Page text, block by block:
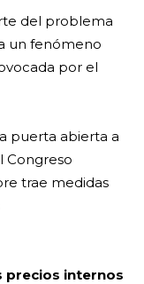
del problema
un fenómeno
por el
puerta abierta a
Congreso
trae medidas
precios internos